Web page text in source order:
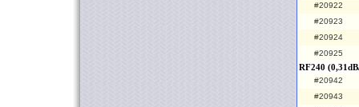
#20922
#20923
#20924
#20925
RF240
#20942
#20943